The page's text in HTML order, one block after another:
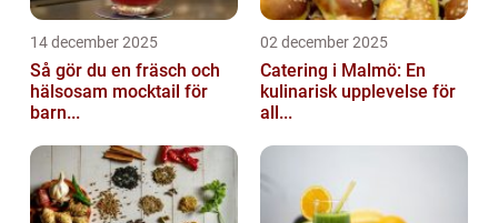
14 december 2025
Så gör du en fräsch och
hälsosam mocktail för
barn...
02 december 2025
Catering i Malmö: En
kulinarisk upplevelse för
all...